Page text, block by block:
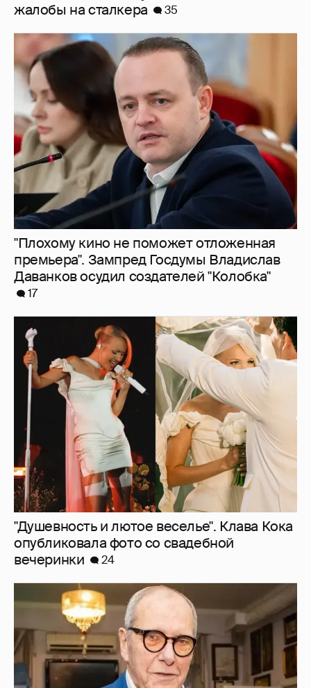
"Плохому кино не поможет отложенная
премьера". Зампред Госдумы Владислав
Даванков осудил создателей "Колобка"
17
"Душевность и лютое веселье". Клава Кока
опубликовала фото со свадебной
вечеринки
24
Эммануил Виторган показал фото
младшей дочери в честь её дня рождения
26